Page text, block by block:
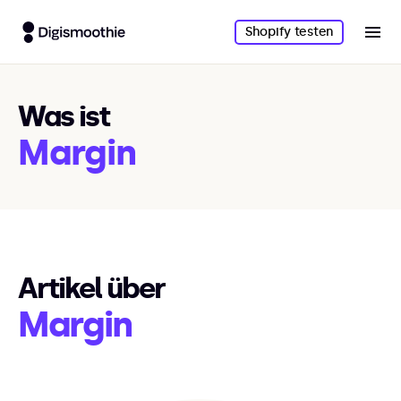
Shopify testen
Was ist
Margin
Artikel über
Margin